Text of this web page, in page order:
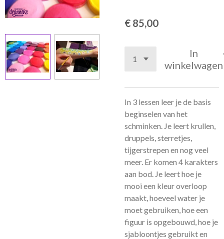
€ 85,00
In
winkelwagen
In 3 lessen leer je de basis
beginselen van het
schminken. Je leert krullen,
druppels, sterretjes,
tijgerstrepen en nog veel
meer. Er komen 4 karakters
aan bod. Je leert hoe je
mooi een kleur overloop
maakt, hoeveel water je
moet gebruiken, hoe een
figuur is opgebouwd, hoe je
sjabloontjes gebruikt en